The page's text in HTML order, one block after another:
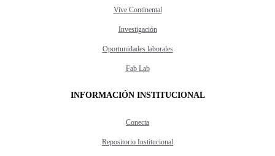
Vive Continental
Investigación
Oportunidades laborales
Fab Lab
INFORMACIÓN INSTITUCIONAL
Conecta
Repositorio Institucional